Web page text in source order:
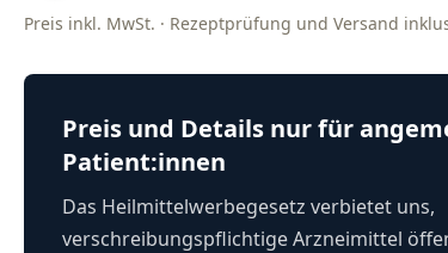
Preis inkl. MwSt. · Rezeptprüfung und Versand
Preis und Details nur für
Patient:innen
Das Heilmittelwerbegesetz verbietet uns,
verschreibungspflichtige Arzneimittel